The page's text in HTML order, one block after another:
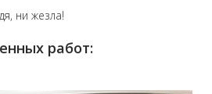
ни жезла!
работ: